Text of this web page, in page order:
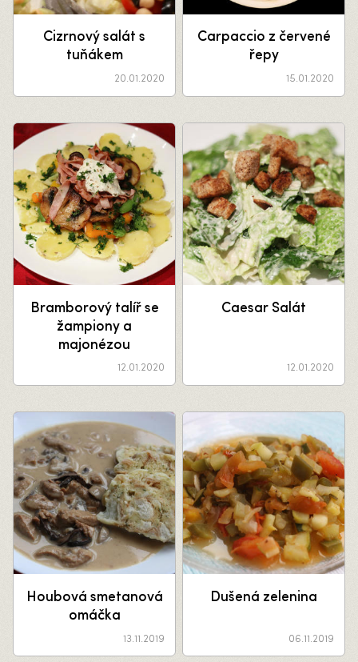
Cizrnový salát s
tuňákem
20.01.2020
Carpaccio z červené
řepy
15.01.2020
Bramborový talíř se
žampiony a
majonézou
12.01.2020
Caesar Salát
12.01.2020
Houbová smetanová
omáčka
13.11.2019
Dušená zelenina
06.11.2019